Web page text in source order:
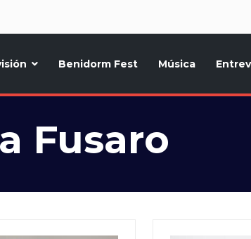
Benidorm Fest Música
Fusaro